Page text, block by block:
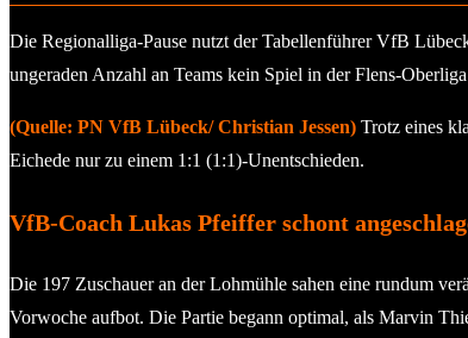
Die Regionalliga-Pause nutzt der Tabellenführer VfB
ungeraden Anzahl an Teams kein Spiel in der Flens-
(Quelle: PN VfB Lübeck/ Christian Jessen) Trotz eines
Eichede nur zu einem 1:1 (1:1)-Unentschieden.
VfB-Coach Lukas Pfeiffer schont
Die 197 Zuschauer an der Lohmühle sahen eine rundum
Vorwoche aufbot. Die Partie begann optimal, als Marvin